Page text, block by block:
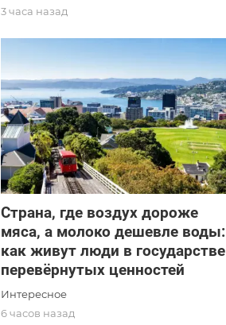
3 часа назад
Страна, где воздух дороже
мяса, а молоко дешевле воды:
как живут люди в государстве
перевёрнутых ценностей
Интересное
6 часов назад